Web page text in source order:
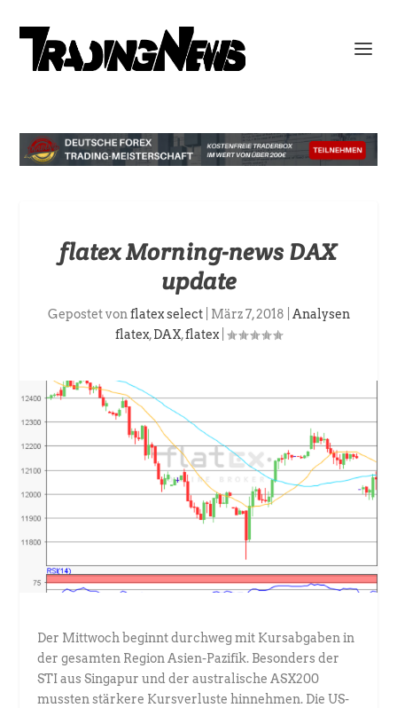
flatex Morning-news DAX
update
Gepostet vonflatex select| März 7, 2018
Analysen
flatex,DAX,flatex
Der Mittwoch beginnt durchweg mit Kursabgaben in
der gesamten Region Asien-Pazifik. Besonders der
STI aus Singapur und der australische ASX200
mussten stärkere Kursverluste hinnehmen. Die US-